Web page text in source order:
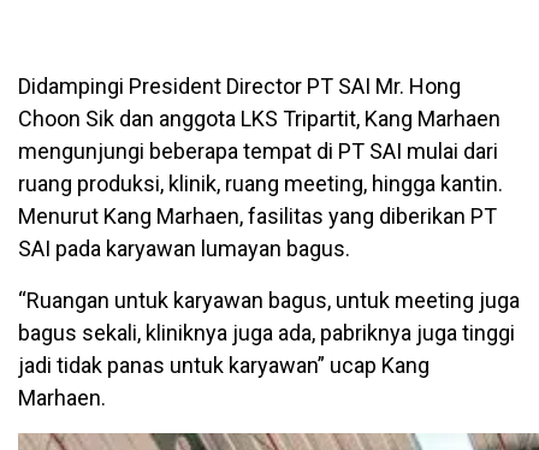
Didampingi President Director PT SAI Mr. Hong
Choon Sik dan anggota LKS Tripartit, Kang Marhaen
mengunjungi beberapa tempat di PT SAI mulai dari
ruang produksi, klinik, ruang meeting, hingga kantin.
Menurut Kang Marhaen, fasilitas yang diberikan PT
SAI pada karyawan lumayan bagus.
“Ruangan untuk karyawan bagus, untuk meeting juga
bagus sekali, kliniknya juga ada, pabriknya juga tinggi
jadi tidak panas untuk karyawan” ucap Kang
Marhaen.